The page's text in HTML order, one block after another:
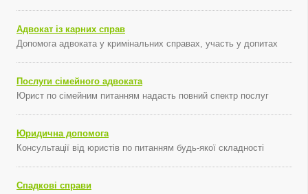
Адвокат із карних справ
Допомога адвоката у кримінальних справах, участь у допитах
Послуги сімейного адвоката
Юрист по сімейним питанням надасть повний спектр послуг
Юридична допомога
Консультації від юристів по питанням будь-якої складності
Спадкові справи